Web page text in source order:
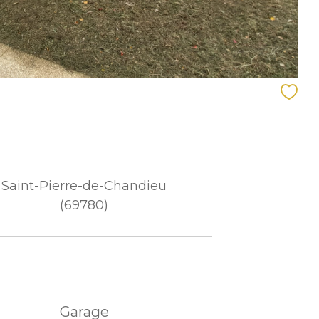
Saint-Pierre-de-Chandieu
(69780)
Garage